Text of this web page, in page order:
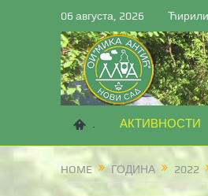
06 августа, 2026
. АКТИВНОСТИ
HOME ГОДИНА 2022